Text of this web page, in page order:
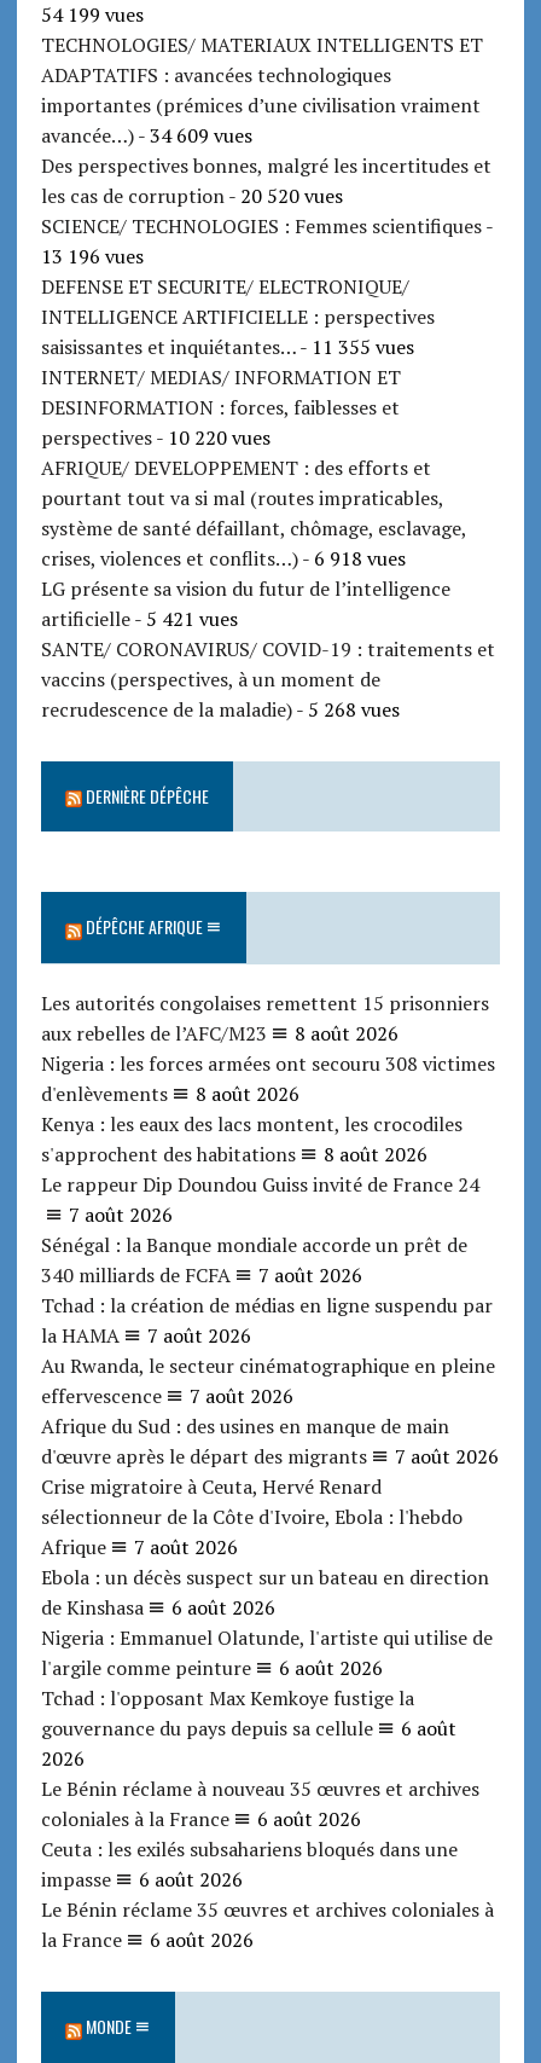
54 199 vues
TECHNOLOGIES/ MATERIAUX INTELLIGENTS ET
ADAPTATIFS : avancées technologiques
importantes (prémices d’une civilisation vraiment
avancée…)- 34 609 vues
Des perspectives bonnes, malgré les incertitudes et
les cas de corruption- 20 520 vues
SCIENCE/ TECHNOLOGIES : Femmes scientifiques-
13 196 vues
DEFENSE ET SECURITE/ ELECTRONIQUE/
INTELLIGENCE ARTIFICIELLE : perspectives
saisissantes et inquiétantes…- 11 355 vues
INTERNET/ MEDIAS/ INFORMATION ET
DESINFORMATION : forces, faiblesses et
perspectives- 10 220 vues
AFRIQUE/ DEVELOPPEMENT : des efforts et
pourtant tout va si mal (routes impraticables,
système de santé défaillant, chômage, esclavage,
crises, violences et conflits…)- 6 918 vues
LG présente sa vision du futur de l’intelligence
artificielle- 5 421 vues
SANTE/ CORONAVIRUS/ COVID-19 : traitements et
vaccins (perspectives, à un moment de
recrudescence de la maladie)- 5 268 vues
DERNIÈRE DÉPÊCHE
DÉPÊCHE AFRIQUE
Les autorités congolaises remettent 15 prisonniers
aux rebelles de l’AFC/M23
8 août 2026
Nigeria : les forces armées ont secouru 308 victimes
d'enlèvements
8 août 2026
Kenya : les eaux des lacs montent, les crocodiles
s'approchent des habitations
8 août 2026
Le rappeur Dip Doundou Guiss invité de France 24
7 août 2026
Sénégal : la Banque mondiale accorde un prêt de
340 milliards de FCFA
7 août 2026
Tchad : la création de médias en ligne suspendu par
la HAMA
7 août 2026
Au Rwanda, le secteur cinématographique en pleine
effervescence
7 août 2026
Afrique du Sud : des usines en manque de main
d'œuvre après le départ des migrants
7 août 2026
Crise migratoire à Ceuta, Hervé Renard
sélectionneur de la Côte d'Ivoire, Ebola : l'hebdo
Afrique
7 août 2026
Ebola : un décès suspect sur un bateau en direction
de Kinshasa
6 août 2026
Nigeria : Emmanuel Olatunde, l'artiste qui utilise de
l'argile comme peinture
6 août 2026
Tchad : l'opposant Max Kemkoye fustige la
gouvernance du pays depuis sa cellule
6 août
2026
Le Bénin réclame à nouveau 35 œuvres et archives
coloniales à la France
6 août 2026
Ceuta : les exilés subsahariens bloqués dans une
impasse
6 août 2026
Le Bénin réclame 35 œuvres et archives coloniales à
la France
6 août 2026
MONDE